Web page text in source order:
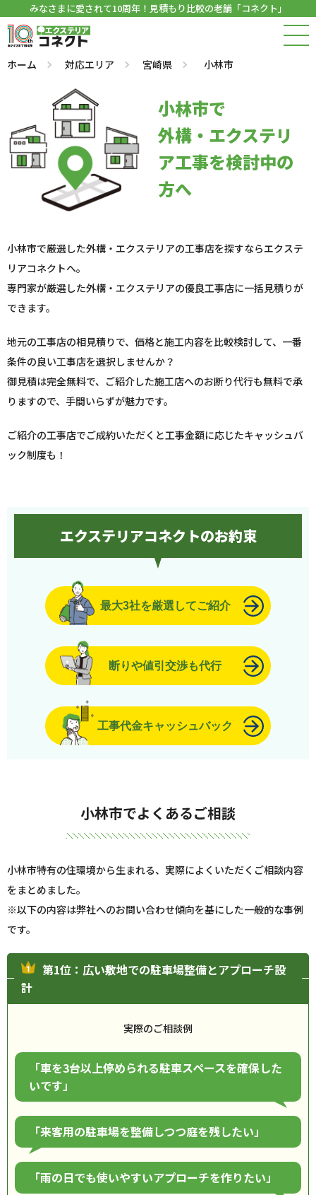
みなさまに愛されて10周年！見積もり比較の老舗「コネクト」
ホーム 対応エリア 宮崎県 小林市
小林市で
外構・エクステリ
ア工事を検討中の
方へ
小林市で厳選した外構・エクステリアの工事店を探すならエクステ
リアコネクトへ。
専門家が厳選した外構・エクステリアの優良工事店に一括見積りが
できます。
地元の工事店の相見積りで、価格と施工内容を比較検討して、一番
条件の良い工事店を選択しませんか？
御見積は完全無料で、ご紹介した施工店へのお断り代行も無料で承
りますので、手間いらずが魅力です。
ご紹介の工事店でご成約いただくと工事金額に応じたキャッシュバ
ック制度も！
エクステリアコネクトのお約束
最大3社を厳選してご紹介
断りや値引交渉も代行
工事代金キャッシュバック
小林市でよくあるご相談
小林市特有の住環境から生まれる、実際によくいただくご相談内容
をまとめました。
※以下の内容は弊社へのお問い合わせ傾向を基にした一般的な事例
です。
第1位：広い敷地での駐車場整備とアプローチ設
計
実際のご相談例
「車を3台以上停められる駐車スペースを確保した
いです」
「来客用の駐車場を整備しつつ庭を残したい」
「雨の日でも使いやすいアプローチを作りたい」